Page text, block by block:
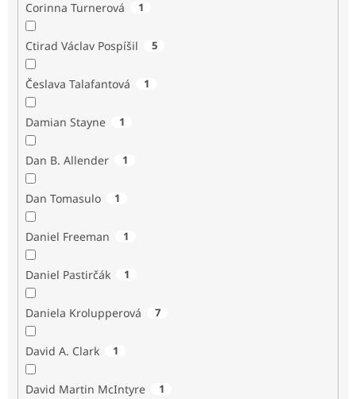
Corinna Turnerová 1
Ctirad Václav Pospíšil 5
Česlava Talafantová 1
Damian Stayne 1
Dan B. Allender 1
Dan Tomasulo 1
Daniel Freeman 1
Daniel Pastirčák 1
Daniela Krolupperová 7
David A. Clark 1
David Martin McIntyre 1